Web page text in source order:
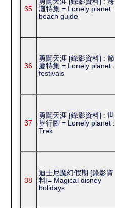
35
灘特集 = Lonely planet :
beach guide
36
勇闖天涯 [錄影資料] : 節
慶特集 = Lonely planet :
festivals
37
勇闖天涯 [錄影資料] : 世
界行腳 = Lonely planet :
Trek
38
迪士尼魔幻假期 [錄影資
料]= Magical disney
holidays